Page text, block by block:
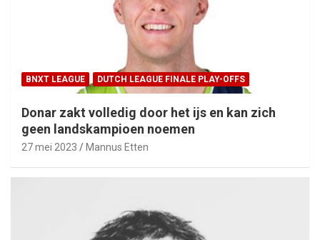
BNXT LEAGUE DUTCH LEAGUE FINALE PLAY-OFFS
Donar zakt volledig door het ijs en kan zich
geen landskampioen noemen
27 mei 2023 Mannus Etten